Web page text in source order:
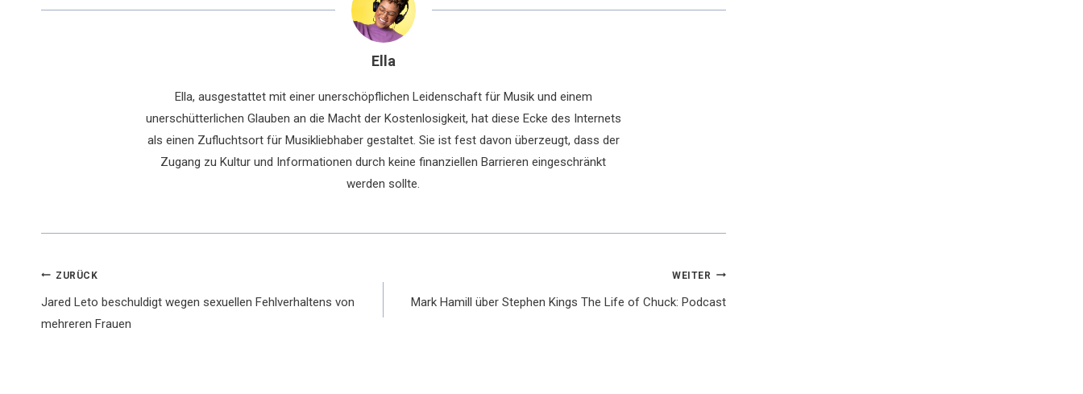
Ella
Ella, ausgestattet mit einer unerschöpflichen Leidenschaft für Musik und einem
unerschütterlichen Glauben an die Macht der Kostenlosigkeit, hat diese Ecke des Internets
als einen Zufluchtsort für Musikliebhaber gestaltet. Sie ist fest davon überzeugt, dass der
Zugang zu Kultur und Informationen durch keine finanziellen Barrieren eingeschränkt
werden sollte.
Beitragsnavigation
ZURÜCK
Jared Leto beschuldigt wegen sexuellen Fehlverhaltens von
mehreren Frauen
WEITER
Mark Hamill über Stephen Kings The Life of Chuck: Podcast